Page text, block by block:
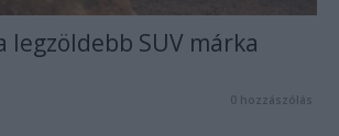
legzöldebb SUV márka
0 hozzászólás